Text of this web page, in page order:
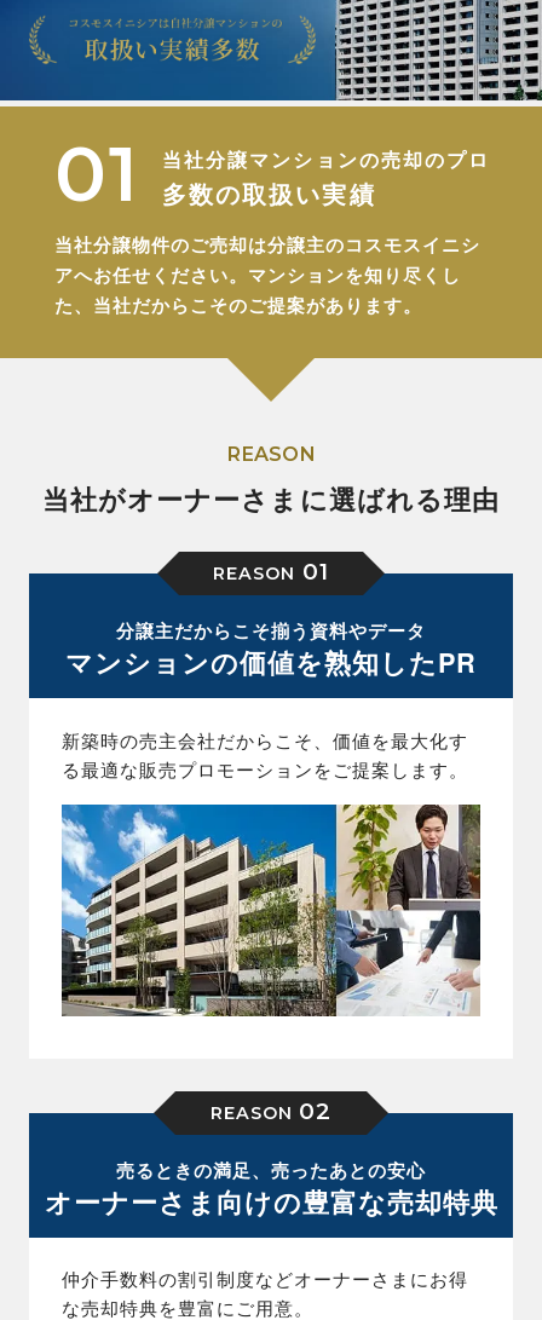
当社分譲マンションの売却のプロ
多数の取扱い実績
当社分譲物件のご売却は分譲主のコスモスイニシ
アへお任せください。 マンションを知り尽くし
た、当社だからこそのご提案があります。
REASON
当社がオーナーさまに選ばれる理由
REASON 01
分譲主だからこそ揃う資料やデータ
マンションの価値を熟知したPR
新築時の売主会社だからこそ、価値を最大化す
る最適な販売プロモーションをご提案します。
REASON 02
売るときの満足、売ったあとの安心
オーナーさま向けの豊富な売却特典
仲介手数料の割引制度などオーナーさまにお得
な売却特典を豊富にご用意。